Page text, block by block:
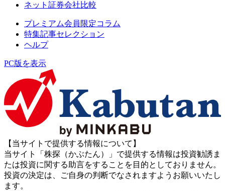
ネット証券会社比較
プレミアム会員限定コラム
特集記事セレクション
ヘルプ
PC版を表示
【当サイトで提供する情報について】
当サイト「株探（かぶたん）」で提供する情報は投資勧誘ま
たは投資に関する助言をすることを目的としておりません。
投資の決定は、ご自身の判断でなされますようお願いいたし
ます。